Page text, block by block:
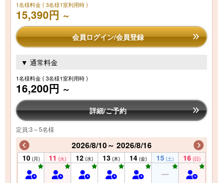
1名様料金( 3名様1室利用時 )
15,390円 ～
会員ログイン/会員登録
▼ 通常料金
1名様料金( 3名様1室利用時 )
16,200円 ～
詳細/ご予約
定員:3～5名様
2026/8/10～ 2026/8/16
10 (月) 11 (火) 12 (水) 13 (木) 14 (金) 15 (土) 16 (日)